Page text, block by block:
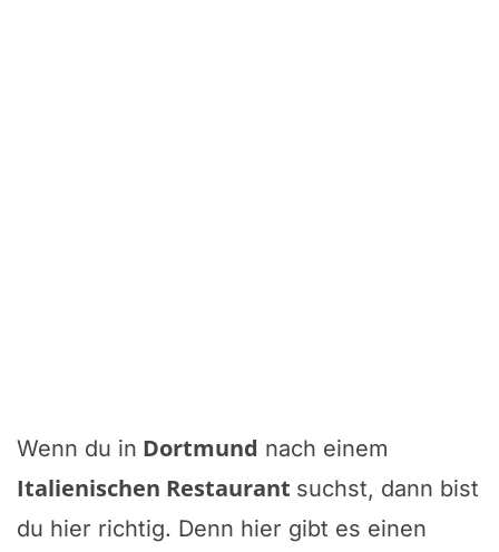
Wenn du in Dortmund nach einem
Italienischen Restaurant suchst, dann bist
du hier richtig. Denn hier gibt es einen